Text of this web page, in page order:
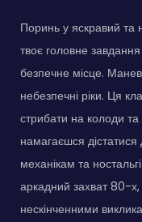
Поринь у яскравий та
твоє головне
безпечне місце.
небезпечні ріки. Ця
стрибати на колоди та
намагаєшся
механікам та
аркадний захват 80-
нескінченними